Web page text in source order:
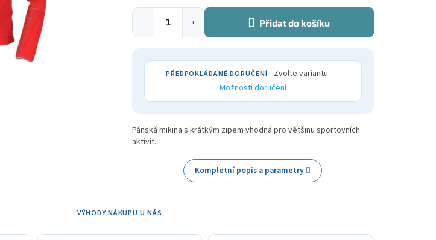
+
− Přidat do košíku
Zvolte variantu
Možnosti doručení
Pánská mikina s krátkým zipem vhodná pro většinu sportovních
aktivit.
Kompletní popis a parametry
VÝHODY NÁKUPU U NÁS